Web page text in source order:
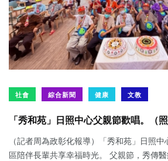
社會 綜合新聞 健康 文教
「秀和苑」日照中心父親節歡唱。（
（記者周為政彰化報導）「秀和苑」日照
區陪伴長輩共享幸福時光。 父親節，秀傳